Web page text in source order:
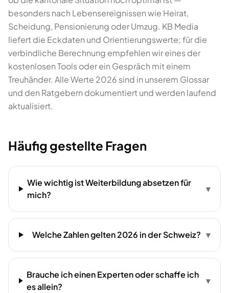
besonders nach Lebensereignissen wie Heirat,
Scheidung, Pensionierung oder Umzug. KB Media
liefert die Eckdaten und Orientierungswerte; für die
verbindliche Berechnung empfehlen wir eines der
kostenlosen Tools oder ein Gespräch mit einem
Treuhänder. Alle Werte 2026 sind in unserem Glossar
und den Ratgebern dokumentiert und werden laufend
aktualisiert.
Häufig gestellte Fragen
Wie wichtig ist Weiterbildung absetzen für
mich?
▾
Welche Zahlen gelten 2026 in der Schweiz? ▾
Brauche ich einen Experten oder schaffe ich
es allein?
▾